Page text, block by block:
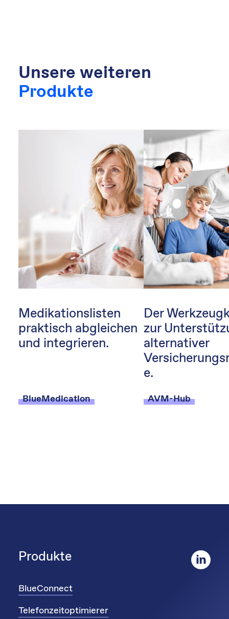
Unsere weiteren
Produkte
Medikationslisten
praktisch abgleichen
und integrieren.
BlueMedication
Der
zur
alternativer
e.
AVM-Hub
Produkte
BlueConnect
Telefonzeitoptimierer